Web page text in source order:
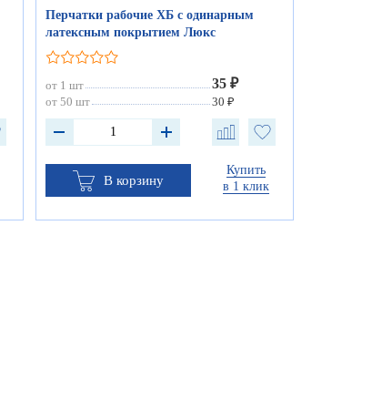
Перчатки рабочие ХБ с одинарным
латексным покрытием Люкс
от 1 шт 35 ₽
от 50 шт 30 ₽
В корзину
Купить
в 1 клик